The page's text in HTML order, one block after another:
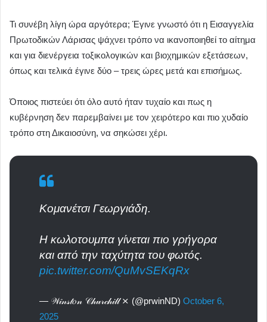
Τι συνέβη λίγη ώρα αργότερα; Έγινε γνωστό ότι η Εισαγγελία
Πρωτοδικών Λάρισας ψάχνει τρόπο να ικανοποιηθεί το αίτημα
και για διενέργεια τοξικολογικών και βιοχημικών εξετάσεων,
όπως και τελικά έγινε δύο – τρεις ώρες μετά και επισήμως.
Όποιος πιστεύει ότι όλο αυτό ήταν τυχαίο και πως η
κυβέρνηση δεν παρεμβαίνει με τον χειρότερο και πιο χυδαίο
τρόπο στη Δικαιοσύνη, να σηκώσει χέρι.
Κομανέτσι Γεωργιάδη.
Η κωλοτουμπα γίνεται πιο γρήγορα
και από την ταχύτητα του φωτός.
pic.twitter.com/QuMvSEKqRx
— 𝒲𝒾𝓃𝓈𝓉𝑜𝓃 𝒞𝒽𝓊𝓇𝒸𝒽𝒾𝓁𝓁 ⨯ (@prwinND) October 6,
2025